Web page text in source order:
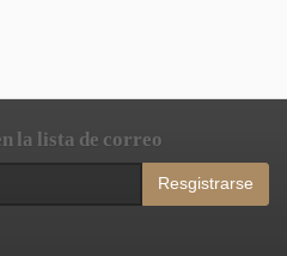
la lista de correo
Resgistrarse